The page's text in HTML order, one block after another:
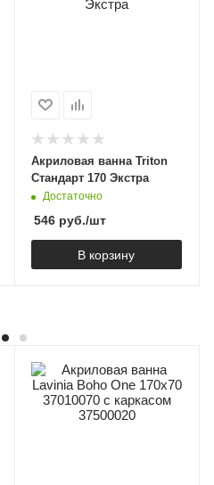
Акриловая ванна Triton
Стандарт 170 Экстра
Достаточно
546руб./шт
В корзину